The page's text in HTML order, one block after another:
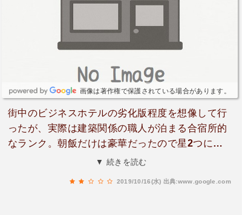
画像は著作権で保護されている場合があります。
街中のビジネスホテルの劣化版程度を想像して行
ったが、実際は建築関係の職人が泊まる合宿所的
なランク。朝飯だけは豪華だったので星2つにし
ます。かべ床共にボロくてシミだらけ。清潔感な
▼ 続きを読む
2019/10/16(水) 出典:www.google.com